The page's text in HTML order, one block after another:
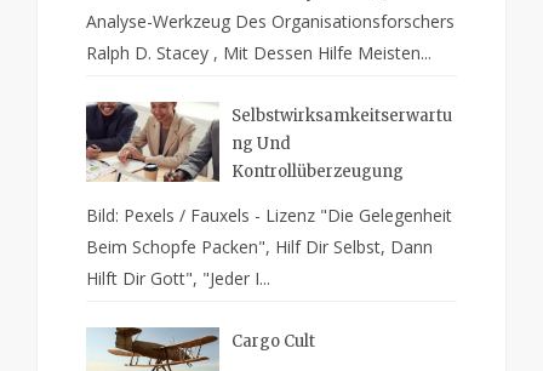
Analyse-Werkzeug Des Organisationsforschers
Ralph D. Stacey , Mit Dessen Hilfe Meisten...
Selbstwirksamkeitserwartu
Ng Und
Kontrollüberzeugung
Bild: Pexels / Fauxels - Lizenz "Die Gelegenheit
Beim Schopfe Packen", Hilf Dir Selbst, Dann
Hilft Dir Gott", "Jeder I...
Cargo Cult